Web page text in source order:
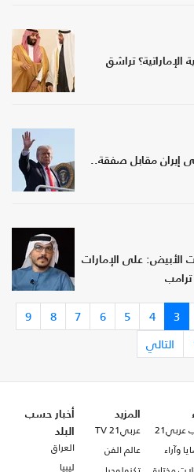
الإماراتية؟ تراشق
إيران مقابل صفقة..
الأبيض: على الإمارات
ترامب
3
4
5
6
7
8
9
التالي
عربي21
وآراء
المزيد
عربي21 TV
عالم الفن
أخبار حسب
البلد
العراق
ليبيا